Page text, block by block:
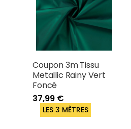
Coupon 3m Tissu
Metallic Rainy Vert
Foncé
37,99 €
LES 3 MÈTRES